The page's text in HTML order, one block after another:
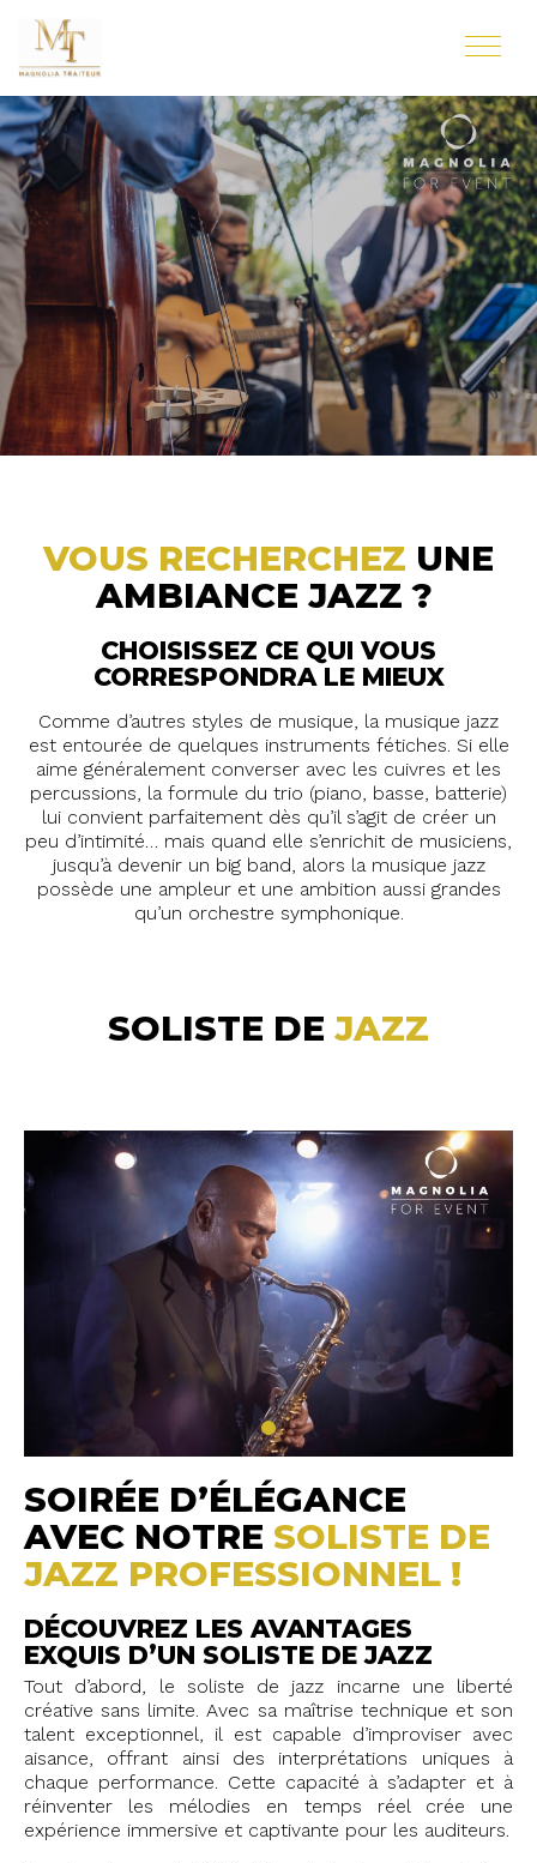
VOUS RECHERCHEZ UNE
AMBIANCE JAZZ ?
CHOISISSEZ CE QUI VOUS
CORRESPONDRA LE MIEUX
Comme d’autres styles de musique, la musique jazz
est entourée de quelques instruments fétiches. Si elle
aime généralement converser avec les cuivres et les
percussions, la formule du trio (piano, basse, batterie)
lui convient parfaitement dès qu’il s’agit de créer un
peu d’intimité… mais quand elle s’enrichit de musiciens,
jusqu’à devenir un big band, alors la musique jazz
possède une ampleur et une ambition aussi grandes
qu’un orchestre symphonique.
SOLISTE DE JAZZ
SOIRÉE D’ÉLÉGANCE
AVEC NOTRE SOLISTE DE
JAZZ PROFESSIONNEL !
DÉCOUVREZ LES AVANTAGES
EXQUIS D’UN SOLISTE DE JAZZ
Tout d’abord, le soliste de jazz incarne une liberté
créative sans limite. Avec sa maîtrise technique et son
talent exceptionnel, il est capable d’improviser avec
aisance, offrant ainsi des interprétations uniques à
chaque performance. Cette capacité à s’adapter et à
réinventer les mélodies en temps réel crée une
expérience immersive et captivante pour les auditeurs.